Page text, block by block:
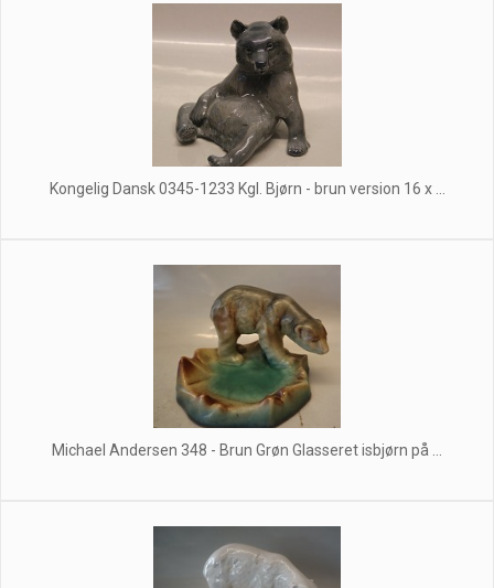
Kongelig Dansk 0345-1233 Kgl. Bjørn - brun version 16 x ...
Michael Andersen 348 - Brun Grøn Glasseret isbjørn på ...